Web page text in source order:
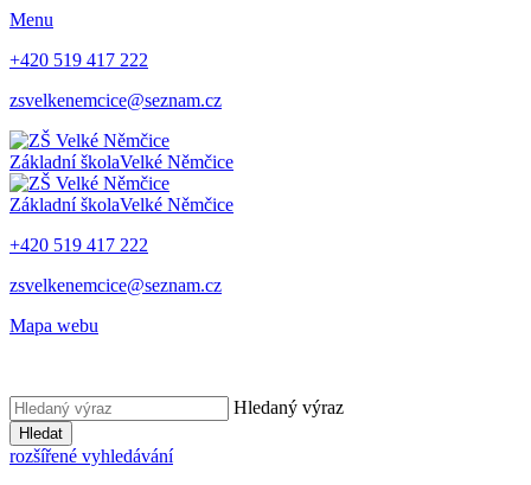
Menu
+420 519 417 222
zsvelkenemcice@seznam.cz
Základní školaVelké Němčice
Základní školaVelké Němčice
+420 519 417 222
zsvelkenemcice@seznam.cz
Mapa webu
Hledaný výraz
Hledat
rozšířené vyhledávání